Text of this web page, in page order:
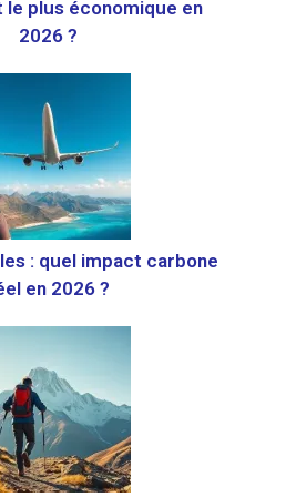
plus économique en
2026 ?
: quel impact carbone
en 2026 ?